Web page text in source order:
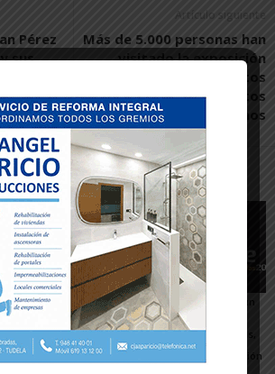
Pérez
sus
Artículo siguiente
Más de 5.000 personas han
visitado la exposición
Héroes Ocultos. Inventos
geniales. Objetos
cotidianos
relacionados Más del autor
Fustiñana no invitará a
los miembros del
Gobierno de Navarra a
los actos oficiales de
sus fiestas por el cierre
de las Urgencias
Arguedas presenta un
completo programa
para el eclipse, con
actividades científicas,
visitas guiadas,
concierto y observación
de las Perseidas